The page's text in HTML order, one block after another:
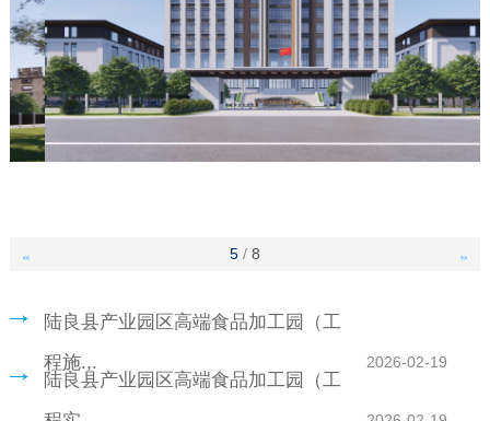
5/ 8
<< >>
陆良县产业园区高端食品加工园（工
程施.,.
2026-02-19
陆良县产业园区高端食品加工园（工